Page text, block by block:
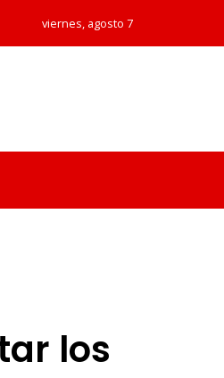
viernes, agosto 7
los